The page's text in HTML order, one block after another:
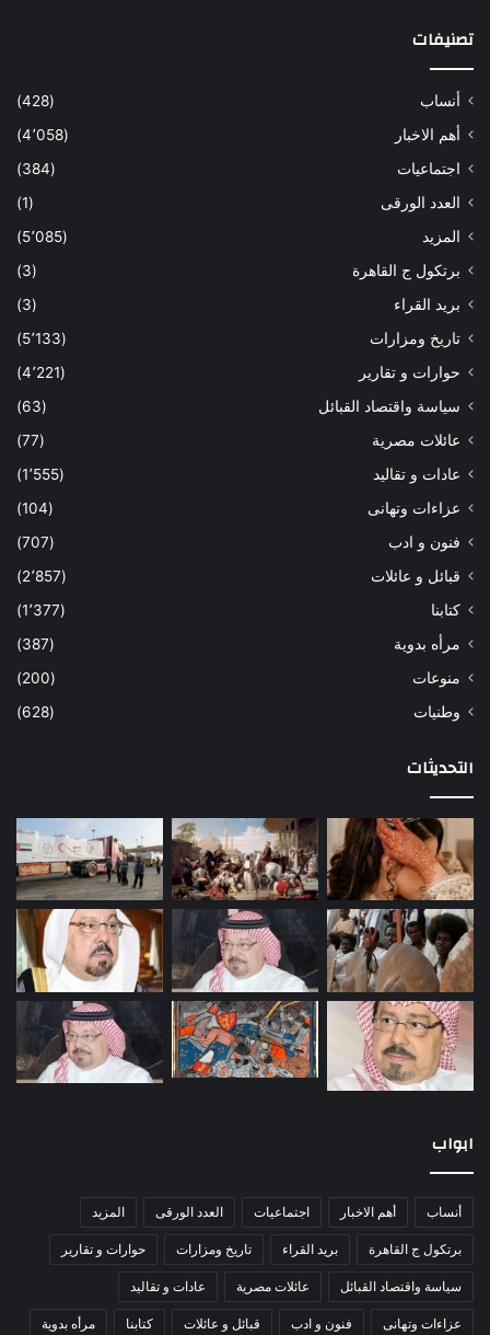
تصنيفات
أنساب
(428)
أهم الاخبار
(4٬058)
اجتماعيات
(384)
العدد الورقى
(1)
المزيد
(5٬085)
برتكول ج القاهرة
(3)
بريد القراء
(3)
تاريخ ومزارات
(5٬133)
حوارات و تقارير
(4٬221)
سياسة واقتصاد القبائل
(63)
عائلات مصرية
(77)
عادات و تقاليد
(1٬555)
عزاءات وتهانى
(104)
فنون و ادب
(707)
قبائل و عائلات
(2٬857)
كتابنا
(1٬377)
مرأه بدوية
(387)
منوعات
(200)
وطنيات
(628)
التحديثات
ابواب
أنساب أهم الاخبار اجتماعيات العدد الورقى المزيد
برتكول ج القاهرة بريد القراء تاريخ ومزارات حوارات و تقارير
سياسة واقتصاد القبائل عائلات مصرية عادات و تقاليد
عزاءات وتهانى فنون و ادب قبائل و عائلات كتابنا مرأه بدوية